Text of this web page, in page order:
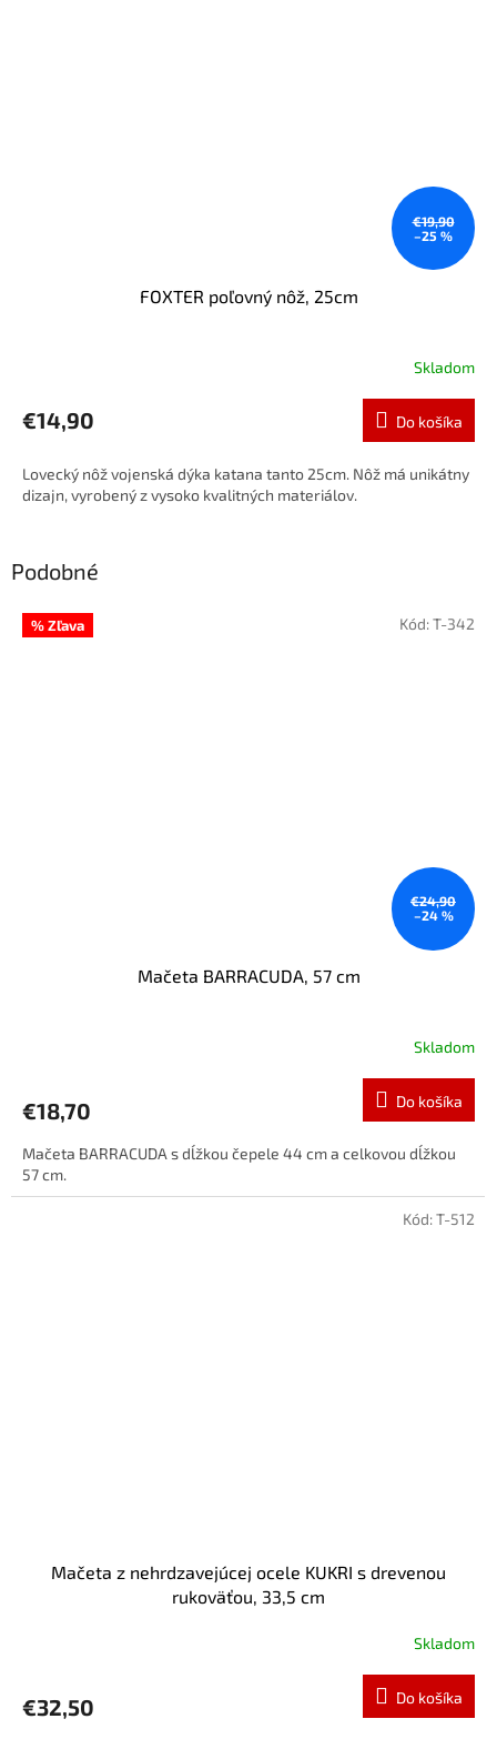
€19,90
–25 %
FOXTER poľovný nôž, 25cm
Skladom
€14,90 Do košíka
Lovecký nôž vojenská dýka katana tanto 25cm. Nôž má unikátny
dizajn, vyrobený z vysoko kvalitných materiálov.
Podobné
% Zľava
€24,90
–24 %
Mačeta BARRACUDA, 57 cm
Skladom
€18,70 Do košíka
Mačeta BARRACUDA s dĺžkou čepele 44 cm a celkovou dĺžkou
57 cm.
Kód:T-342
Mačeta z nehrdzavejúcej ocele KUKRI s drevenou
rukoväťou, 33,5 cm
Skladom
€32,50 Do košíka
Kód:T-512